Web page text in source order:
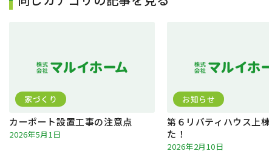
カーポート設置工事の注意点
家づくり
2026年5月1日
第６リバティハウス上
た！
お知らせ
2026年2月10日